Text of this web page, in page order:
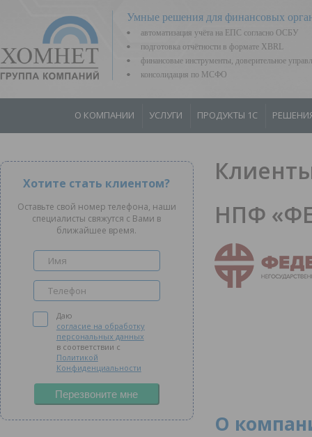
Умные решения для финансовых
автоматизация учёта на ЕПС согласно ОСБУ
подготовка отчётности в формате XBRL
финансовые инструменты, доверительное
консолидация по МСФО
О КОМПАНИИ УСЛУГИ ПРОДУКТЫ 1С
Хотите стать клиентом?
Оставьте свой номер телефона, наши
специалисты свяжутся с Вами в
ближайшее время.
Даю
согласие на обработку
персональных данных
в соответствии с
Политикой
Конфиденциальности
Перезвоните мне
НПФ
О